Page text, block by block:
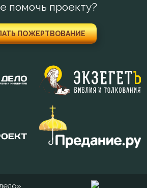
помочь проекту?
ПОЖЕРТВОВАНИЕ